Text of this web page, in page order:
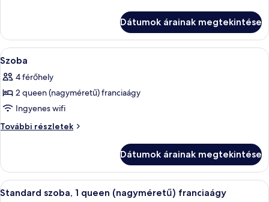
Dátumok árainak megtekintése
A
következő
szoba
összes
képének
megtekintése:
Egy szállodai szoba, amelyben
2
Szoba
4 férőhely
2 queen (nagyméretű) franciaágy
Ingyenes wifi
További részletek
Szoba
Dátumok árainak megtekintése
A
Egy szállodai szoba, amelyben egy
5
Standard szoba, 1 queen (nagyméretű) franciaágy